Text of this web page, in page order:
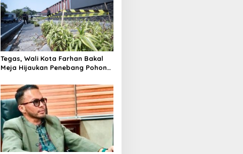
Tegas, Wali Kota Farhan Bakal
Meja Hijaukan Penebang Pohon